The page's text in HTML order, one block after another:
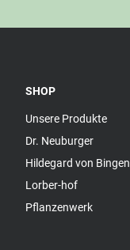
SHOP
Unsere Produkte
Dr. Neuburger
Hildegard von Bingen
Lorber-hof
Pflanzenwerk